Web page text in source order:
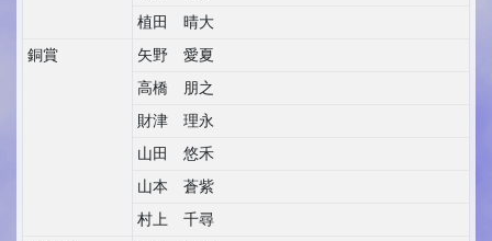
植田 晴大
銅賞
矢野 愛夏
高橋 朋之
財津 理永
山田 悠禾
山本 蒼紫
村上 千尋